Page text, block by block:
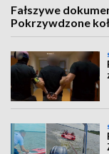
Fałszywe
Pokrzywdzone